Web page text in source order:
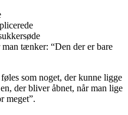
tænker: “Den der er bare
som noget, der kunne ligge
der bliver åbnet, når man lige
meget”.